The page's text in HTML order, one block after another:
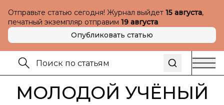
Отправьте статью сегодня! Журнал выйдет 15 августа,
печатный экземпляр отправим 19 августа
Опубликовать статью
МОЛОДОЙ УЧЁНЫЙ